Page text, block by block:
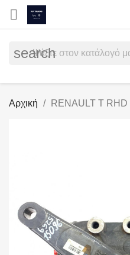

search
Αρχική RENAULT T